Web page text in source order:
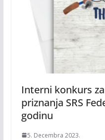
Interni konkurs
priznanja SRS
godinu
5. Decembra 2023.